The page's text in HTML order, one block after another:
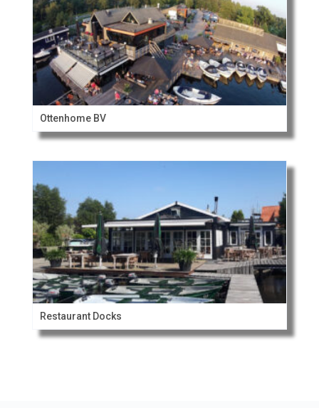
Ottenhome BV
Restaurant Docks